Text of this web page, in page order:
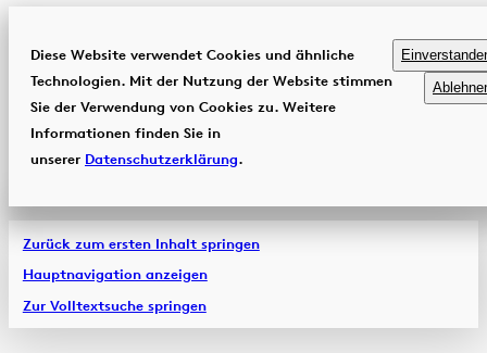
Diese Website verwendet Cookies und ähnliche
Technologien. Mit der Nutzung der Website stimmen
Sie der Verwendung von Cookies zu. Weitere
Informationen finden Sie in
unserer Datenschutzerklärung.
Zurück zum ersten Inhalt springen
Hauptnavigation anzeigen
Zur Volltextsuche springen